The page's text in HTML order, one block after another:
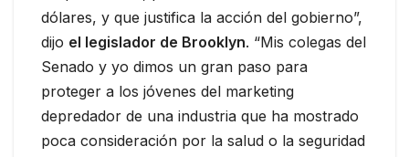
dólares, y que justifica la acción del gobierno”,
dijo el legislador de Brooklyn. “Mis colegas del
Senado y yo dimos un gran paso para
proteger a los jóvenes del marketing
depredador de una industria que ha mostrado
poca consideración por la salud o la seguridad